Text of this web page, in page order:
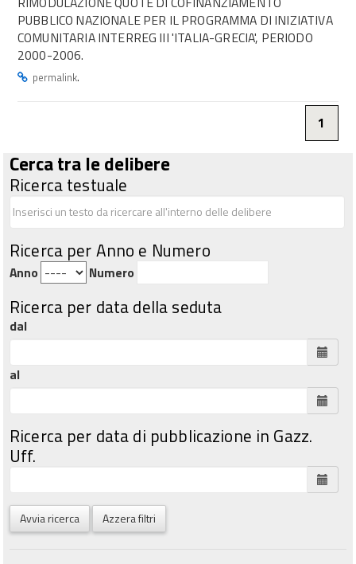
PUBBLICO NAZIONALE PER IL PROGRAMMA DI INIZIATIVA
COMUNITARIA INTERREG III 'ITALIA-GRECIA', PERIODO
2000-2006.
permalink.
1
Cerca tra le delibere
Ricerca testuale
Ricerca per Anno e Numero
Anno Numero
Ricerca per data della seduta
dal
al
Ricerca per data di pubblicazione in Gazz.
Uff.
Avvia ricerca Azzera filtri